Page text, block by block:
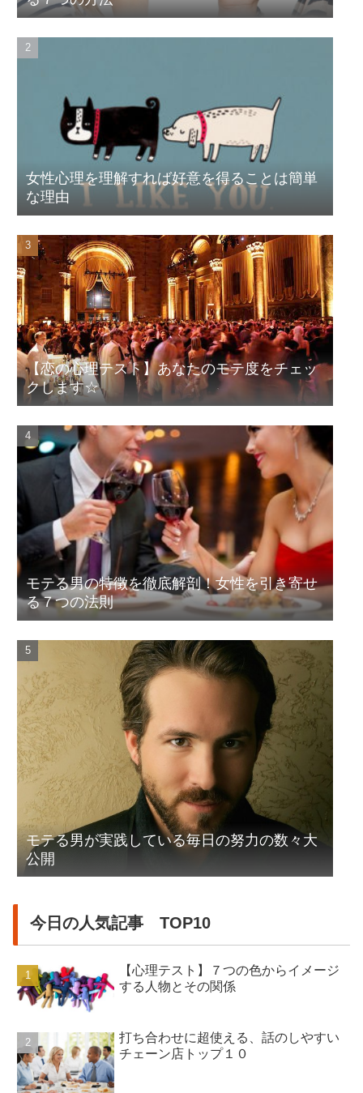
女性心理を理解すれば好意を得ることは簡単
な理由
【恋の心理テスト】あなたのモテ度をチェッ
クします☆
モテる男の特徴を徹底解剖！女性を引き寄せ
る７つの法則
モテる男が実践している毎日の努力の数々大
公開
今日の人気記事 TOP10
【心理テスト】７つの色からイメージ
する人物とその関係
打ち合わせに超使える、話のしやすい
チェーン店トップ１０